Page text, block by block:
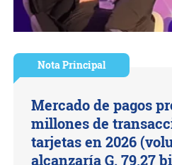
Nota Principal
Mercado de pagos
millones de
tarjetas en 2026
alcanzaría G. 79,27